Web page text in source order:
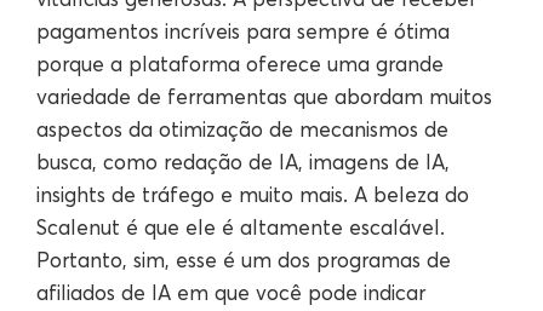
pagamentos incríveis para sempre é ótima
porque a plataforma oferece uma grande
variedade de ferramentas que abordam muitos
aspectos da otimização de mecanismos de
busca, como redação de IA, imagens de IA,
insights de tráfego e muito mais. A beleza do
Scalenut é que ele é altamente escalável.
Portanto, sim, esse é um dos programas de
afiliados de IA em que você pode indicar